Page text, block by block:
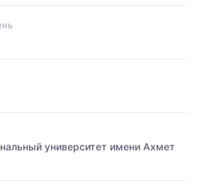
университет имени Ахмет